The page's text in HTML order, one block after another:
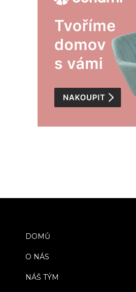
DOMŮ
O NÁS
NÁŠ TÝM